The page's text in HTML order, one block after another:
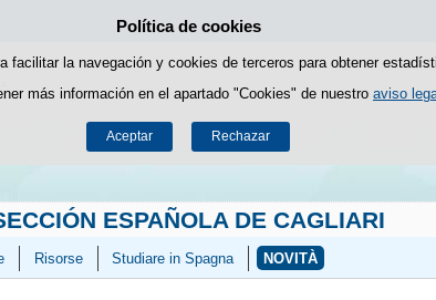
Política de cookies
facilitar la navegación y cookies de terceros para obtener
más información en el apartado "Cookies" de nuestro aviso
Aceptar Rechazar
Saltar al contenido
ESPAÑOLA DE CAGLIARI
Risorse Studiare in Spagna NOVITÀ